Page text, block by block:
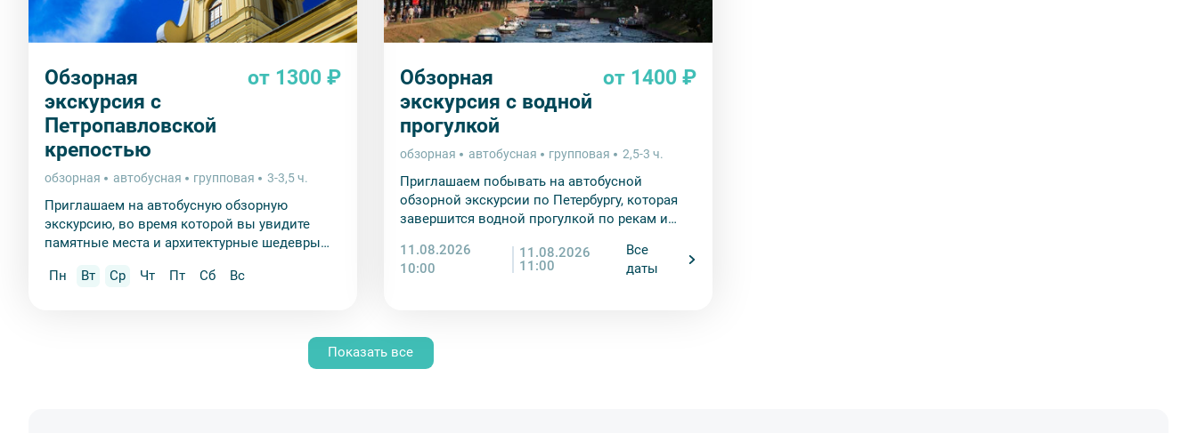
Обзорная
экскурсия с
Петропавловской
крепостью
от 1300 ₽
обзорная автобусная групповая 3-3,5 ч.
Приглашаем на автобусную обзорную
экскурсию, во время которой вы увидите
памятные места и архитектурные шедевры
Петропавловскую крепость.
Пн Вт Ср Чт Пт Сб Вс
Обзорная
экскурсия с водной
прогулкой
от 1400 ₽
обзорная автобусная групповая 2,5-3 ч.
Приглашаем побывать на автобусной
обзорной экскурсии по Петербургу, которая
завершится водной прогулкой по рекам и
11.08.2026
10:00
11.08.2026
11:00
Все
даты
Показать все